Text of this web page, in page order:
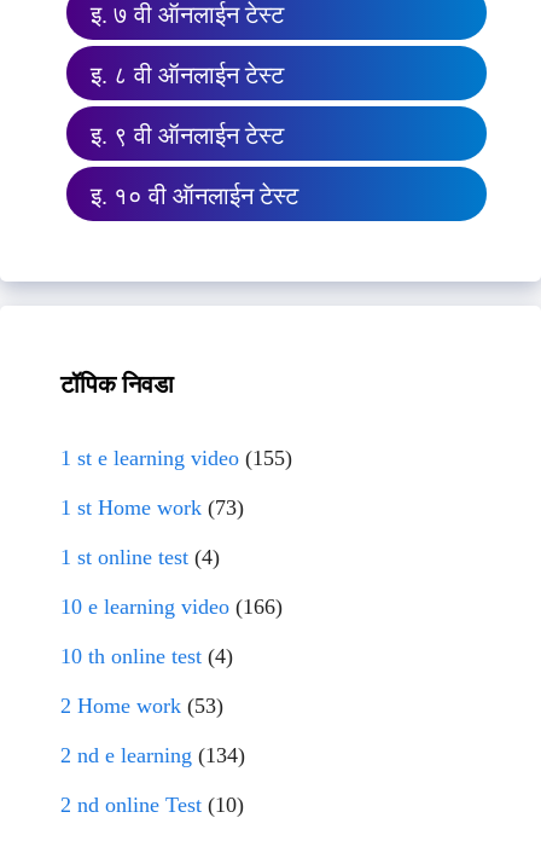
इ. ७ वी ऑनलाईन टेस्ट
इ. ८ वी ऑनलाईन टेस्ट
इ. ९ वी ऑनलाईन टेस्ट
इ. १० वी ऑनलाईन टेस्ट
टॉपिक निवडा
1 st e learning video (155)
1 st Home work (73)
1 st online test (4)
10 e learning video (166)
10 th online test (4)
2 Home work (53)
2 nd e learning (134)
2 nd online Test (10)